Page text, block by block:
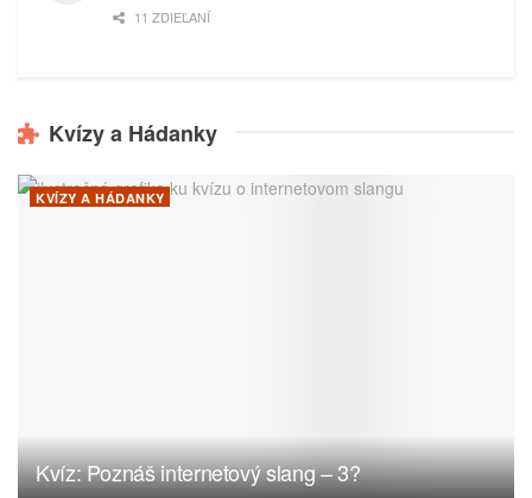
11 ZDIEĽANÍ
Kvízy a Hádanky
KVÍZY A HÁDANKY
Kvíz: Poznáš internetový slang – 3?